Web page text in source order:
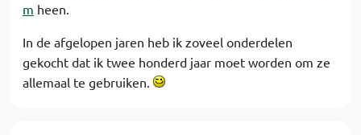
m heen.
In de afgelopen jaren heb ik zoveel onderdelen
gekocht dat ik twee honderd jaar moet worden om ze
allemaal te gebruiken.